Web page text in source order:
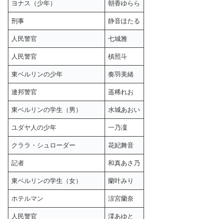
ヨナス（少年） 朝香ゆらら
刑事 静音ほたる
人民警官 七城雅
人民警官 槙照斗
東ベルリンの少年 奏羽美緒
連邦警官 遥稀れお
東ベルリンの学生（男） 水城あおい
ユダヤ人の少年 一乃凜
クララ・シュローダー 花妃舞音
記者 和真あさ乃
東ベルリンの学生（女） 蘭叶みり
ホテルマン 涼宮蘭奈
人民警官 澪あゆと